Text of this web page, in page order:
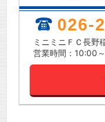
026-
ミニミニＦＣ長野
営業時間：10:00